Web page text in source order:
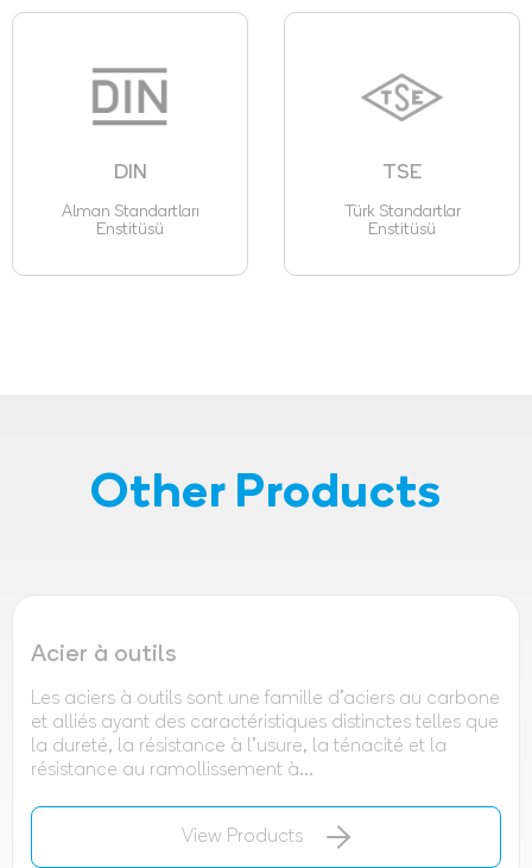
DIN
Alman Standartları
Enstitüsü
TSE
Türk Standartlar
Enstitüsü
Other Products
Acier à outils
Les aciers à outils sont une famille d'aciers au carbone
et alliés ayant des caractéristiques distinctes telles que
la dureté, la résistance à l'usure, la ténacité et la
résistance au ramollissement à...
View Products